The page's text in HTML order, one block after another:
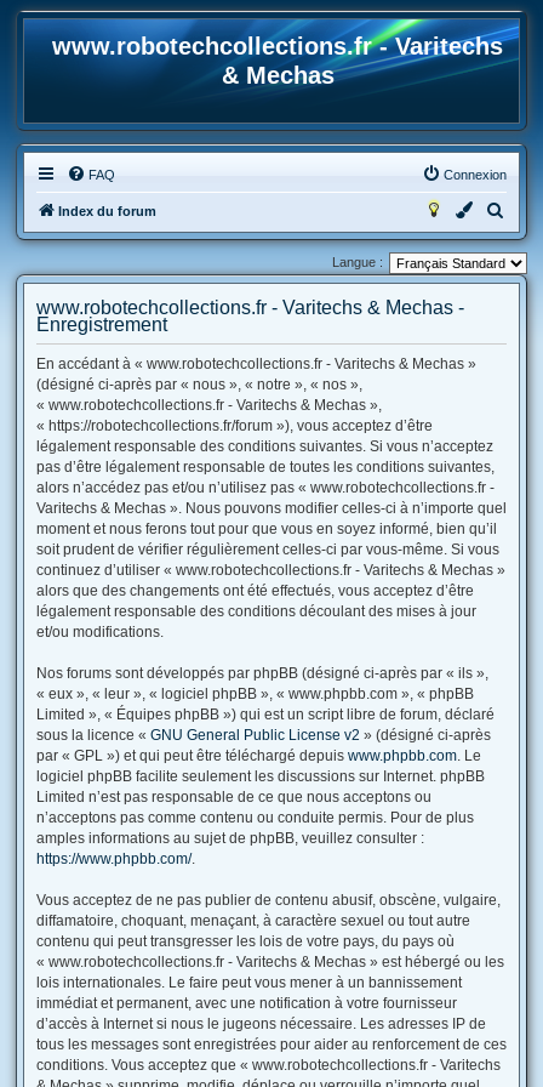
www.robotechcollections.fr - Varitechs
& Mechas
FAQ Connexion
Index du forum
e
c
Langue :
www.robotechcollections.fr - Varitechs & Mechas -
Enregistrement
En accédant à « www.robotechcollections.fr - Varitechs & Mechas »
(désigné ci-après par « nous », « notre », « nos »,
« www.robotechcollections.fr - Varitechs & Mechas »,
« https://robotechcollections.fr/forum »), vous acceptez d’être
légalement responsable des conditions suivantes. Si vous n’acceptez
pas d’être légalement responsable de toutes les conditions suivantes,
alors n’accédez pas et/ou n’utilisez pas « www.robotechcollections.fr -
Varitechs & Mechas ». Nous pouvons modifier celles-ci à n’importe quel
moment et nous ferons tout pour que vous en soyez informé, bien qu’il
soit prudent de vérifier régulièrement celles-ci par vous-même. Si vous
continuez d’utiliser « www.robotechcollections.fr - Varitechs & Mechas »
alors que des changements ont été effectués, vous acceptez d’être
légalement responsable des conditions découlant des mises à jour
et/ou modifications.
Nos forums sont développés par phpBB (désigné ci-après par « ils »,
« eux », « leur », « logiciel phpBB », « www.phpbb.com », « phpBB
Limited », « Équipes phpBB ») qui est un script libre de forum, déclaré
sous la licence « GNU General Public License v2 » (désigné ci-après
par « GPL ») et qui peut être téléchargé depuis www.phpbb.com. Le
logiciel phpBB facilite seulement les discussions sur Internet. phpBB
Limited n’est pas responsable de ce que nous acceptons ou
n’acceptons pas comme contenu ou conduite permis. Pour de plus
amples informations au sujet de phpBB, veuillez consulter :
https://www.phpbb.com/.
Vous acceptez de ne pas publier de contenu abusif, obscène, vulgaire,
diffamatoire, choquant, menaçant, à caractère sexuel ou tout autre
contenu qui peut transgresser les lois de votre pays, du pays où
« www.robotechcollections.fr - Varitechs & Mechas » est hébergé ou les
lois internationales. Le faire peut vous mener à un bannissement
immédiat et permanent, avec une notification à votre fournisseur
d’accès à Internet si nous le jugeons nécessaire. Les adresses IP de
tous les messages sont enregistrées pour aider au renforcement de ces
conditions. Vous acceptez que « www.robotechcollections.fr - Varitechs